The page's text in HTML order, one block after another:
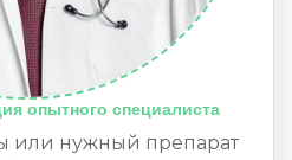
опытного специалиста
или нужный препарат